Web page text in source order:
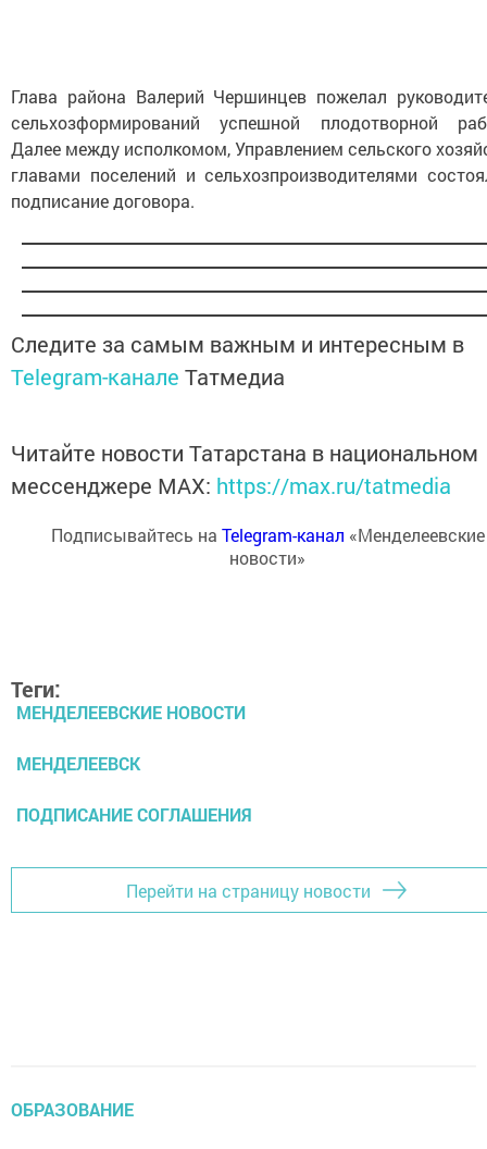
Глава района Валерий Чершинцев пожелал
сельхозформирований успешной плодотворной
Далее между исполкомом, Управлением сельского
главами поселений и сельхозпроизводителями
подписание договора.
Следите за самым важным и интересным в
Telegram-канале Татмедиа
Читайте новости Татарстана в национальном
мессенджере MАХ: https://max.ru/tatmedia
Подписывайтесь на Telegram-канал «Менделеевские
новости»
Теги:
МЕНДЕЛЕЕВСКИЕ НОВОСТИ
МЕНДЕЛЕЕВСК
ПОДПИСАНИЕ СОГЛАШЕНИЯ
Перейти на страницу новости
ОБРАЗОВАНИЕ